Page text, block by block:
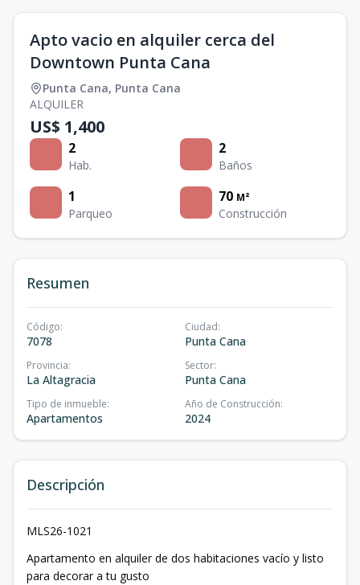
Apto vacio en alquiler cerca del
Downtown Punta Cana
Punta Cana, Punta Cana
ALQUILER
US$ 1,400
2
Hab.
2
Baños
1
Parqueo
70 M²
Construcción
Resumen
Código:
7078
Ciudad:
Punta Cana
Provincia:
La Altagracia
Sector:
Punta Cana
Tipo de inmueble:
Apartamentos
Año de Construcción:
2024
Descripción
MLS26-1021
Apartamento en alquiler de dos habitaciones vacío y listo
para decorar a tu gusto